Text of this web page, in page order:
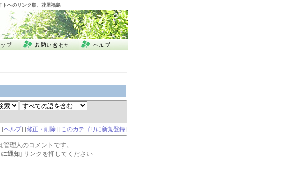
トへのリンク集。花屋福島
[ヘルプ] [修正・削除] [このカテゴリに新規登録]
管理人のコメントです。
通知] リンクを押してください